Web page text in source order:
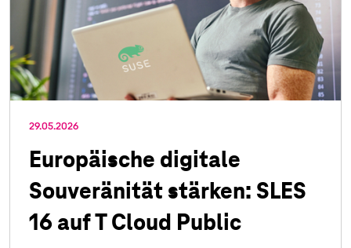
29.05.2026
Europäische digitale
Souveränität stärken: SLES
16 auf T Cloud Public